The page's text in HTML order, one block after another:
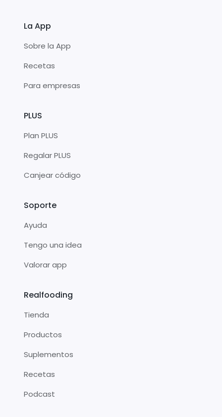
La App
Sobre la App
Recetas
Para empresas
PLUS
Plan PLUS
Regalar PLUS
Canjear código
Soporte
Ayuda
Tengo una idea
Valorar app
Realfooding
Tienda
Productos
Suplementos
Recetas
Podcast